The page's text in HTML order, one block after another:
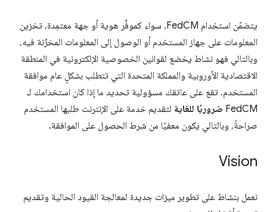
يتضمّن استخدام FedCM، سواء كموفِّر هوية أو جهة معتمِدة، تخزين
المعلومات على جهاز المستخدم أو الوصول إلى المعلومات المخزّنة فيه،
وبالتالي فهو نشاط يخضع لقوانين الخصوصية الإلكترونية في المنطقة
الاقتصادية الأوروبية والمملكة المتحدة التي تتطلب بشكلٍ عام موافقة
المستخدم. تقع على عاتقك مسؤولية تحديد ما إذا كان استخدامك لـ
FedCM ضروريًا للغاية لتقديم خدمة على الإنترنت طلبها المستخدم
صراحةً، وبالتالي يكون معفيًا من شرط الحصول على الموافقة.
Vision
نعمل بنشاط على تطوير ميزات جديدة لمعالجة القيود الحالية وتقديم